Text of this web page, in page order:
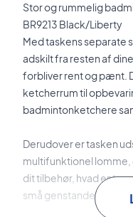
Stor og rummelig
BR9213 Black/Liberty
Med taskens separate
adskilt fra resten af
forbliver rent og pænt.
ketcherrum til
badmintonketchere
Derudover er tasken
multifunktionel lomme,
dit tilbehør, hvad
små genstande.